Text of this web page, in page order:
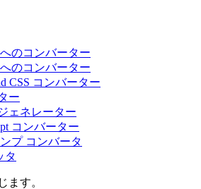
のコンバーター
のコンバーター
CSS コンバーター
ー
ェネレーター
コンバーター
プ コンバータ
タ
ます。